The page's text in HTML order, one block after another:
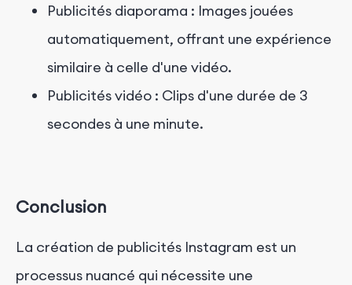
Publicités diaporama : Images jouées
automatiquement, offrant une expérience
similaire à celle d'une vidéo.
Publicités vidéo : Clips d'une durée de 3
secondes à une minute.
Conclusion
La création de publicités Instagram est un
processus nuancé qui nécessite une